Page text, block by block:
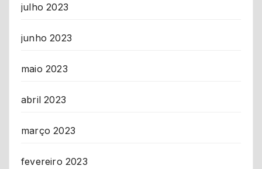
julho 2023
junho 2023
maio 2023
abril 2023
março 2023
fevereiro 2023